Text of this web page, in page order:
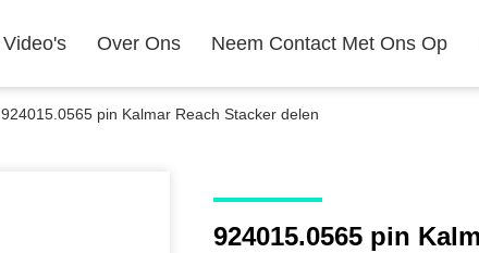
Video's Over Ons Neem Contact Met Ons Op
924015.0565 pin Kalmar Reach Stacker delen
924015.0565 pin